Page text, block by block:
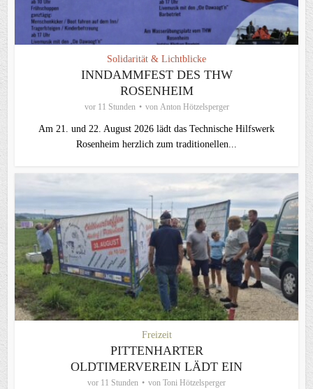
Solidarität & Lichtblicke
INNDAMMFEST DES THW
ROSENHEIM
vor 11 Stunden von Anton Hötzelsperger
Am 21. und 22. August 2026 lädt das Technische Hilfswerk
Rosenheim herzlich zum traditionellen...
Freizeit
PITTENHARTER
OLDTIMERVEREIN LÄDT EIN
vor 11 Stunden von Toni Hötzelsperger